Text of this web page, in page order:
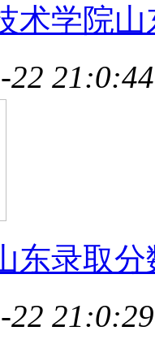
术学院山
22 21:0:44
东录取分
22 21:0:29